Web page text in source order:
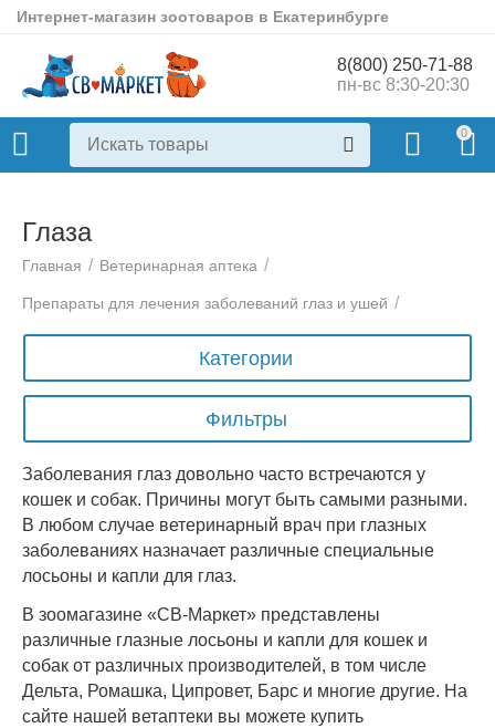
Интернет-магазин зоотоваров в Екатеринбурге
8(800) 250-71-88
пн-вс 8:30-20:30
0
Глаза
Главная / Ветеринарная аптека /
Препараты для лечения заболеваний глаз и ушей /
Категории
Фильтры
Заболевания глаз довольно часто встречаются у
кошек и собак. Причины могут быть самыми разными.
В любом случае ветеринарный врач при глазных
заболеваниях назначает различные специальные
лосьоны и капли для глаз.
В зоомагазине «СВ-Маркет» представлены
различные глазные лосьоны и капли для кошек и
собак от различных производителей, в том числе
Дельта, Ромашка, Ципровет, Барс и многие другие. На
сайте нашей ветаптеки вы можете купить